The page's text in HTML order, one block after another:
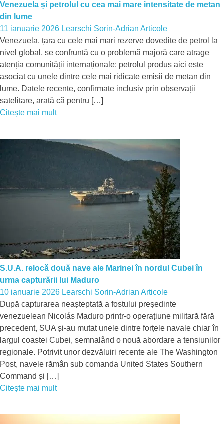
Venezuela și petrolul cu cea mai mare intensitate de metan
din lume
11 ianuarie 2026 Learschi Sorin-Adrian Articole
Venezuela, țara cu cele mai mari rezerve dovedite de petrol la
nivel global, se confruntă cu o problemă majoră care atrage
atenția comunității internaționale: petrolul produs aici este
asociat cu unele dintre cele mai ridicate emisii de metan din
lume. Datele recente, confirmate inclusiv prin observații
satelitare, arată că pentru […]
Citește mai mult
S.U.A. relocă două nave ale Marinei în nordul Cubei în
urma capturării lui Maduro
10 ianuarie 2026 Learschi Sorin-Adrian Articole
După capturarea neașteptată a fostului președinte
venezuelean Nicolás Maduro printr-o operațiune militară fără
precedent, SUA și-au mutat unele dintre forțele navale chiar în
largul coastei Cubei, semnalând o nouă abordare a tensiunilor
regionale. Potrivit unor dezvăluiri recente ale The Washington
Post, navele rămân sub comanda United States Southern
Command și […]
Citește mai mult